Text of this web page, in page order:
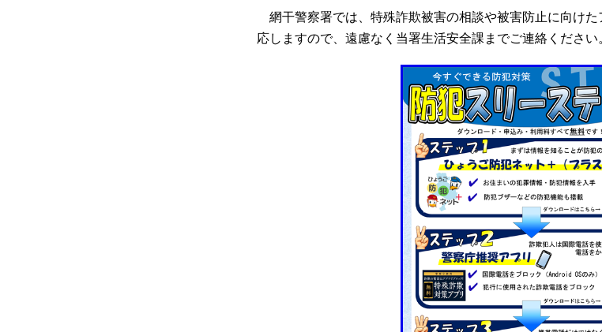
網干警察署では、特殊詐欺被害の相談や被害防止に向け
応しますので、遠慮なく当署生活安全課までご連絡ください